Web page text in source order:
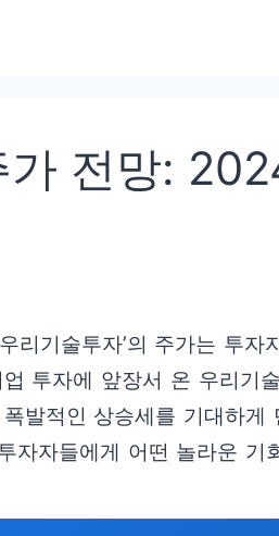
전망:
리기술투자’의 주가는 투자
투자에 앞장서 온 우리기
발적인 상승세를 기대하게
자자들에게 어떤 놀라운 기